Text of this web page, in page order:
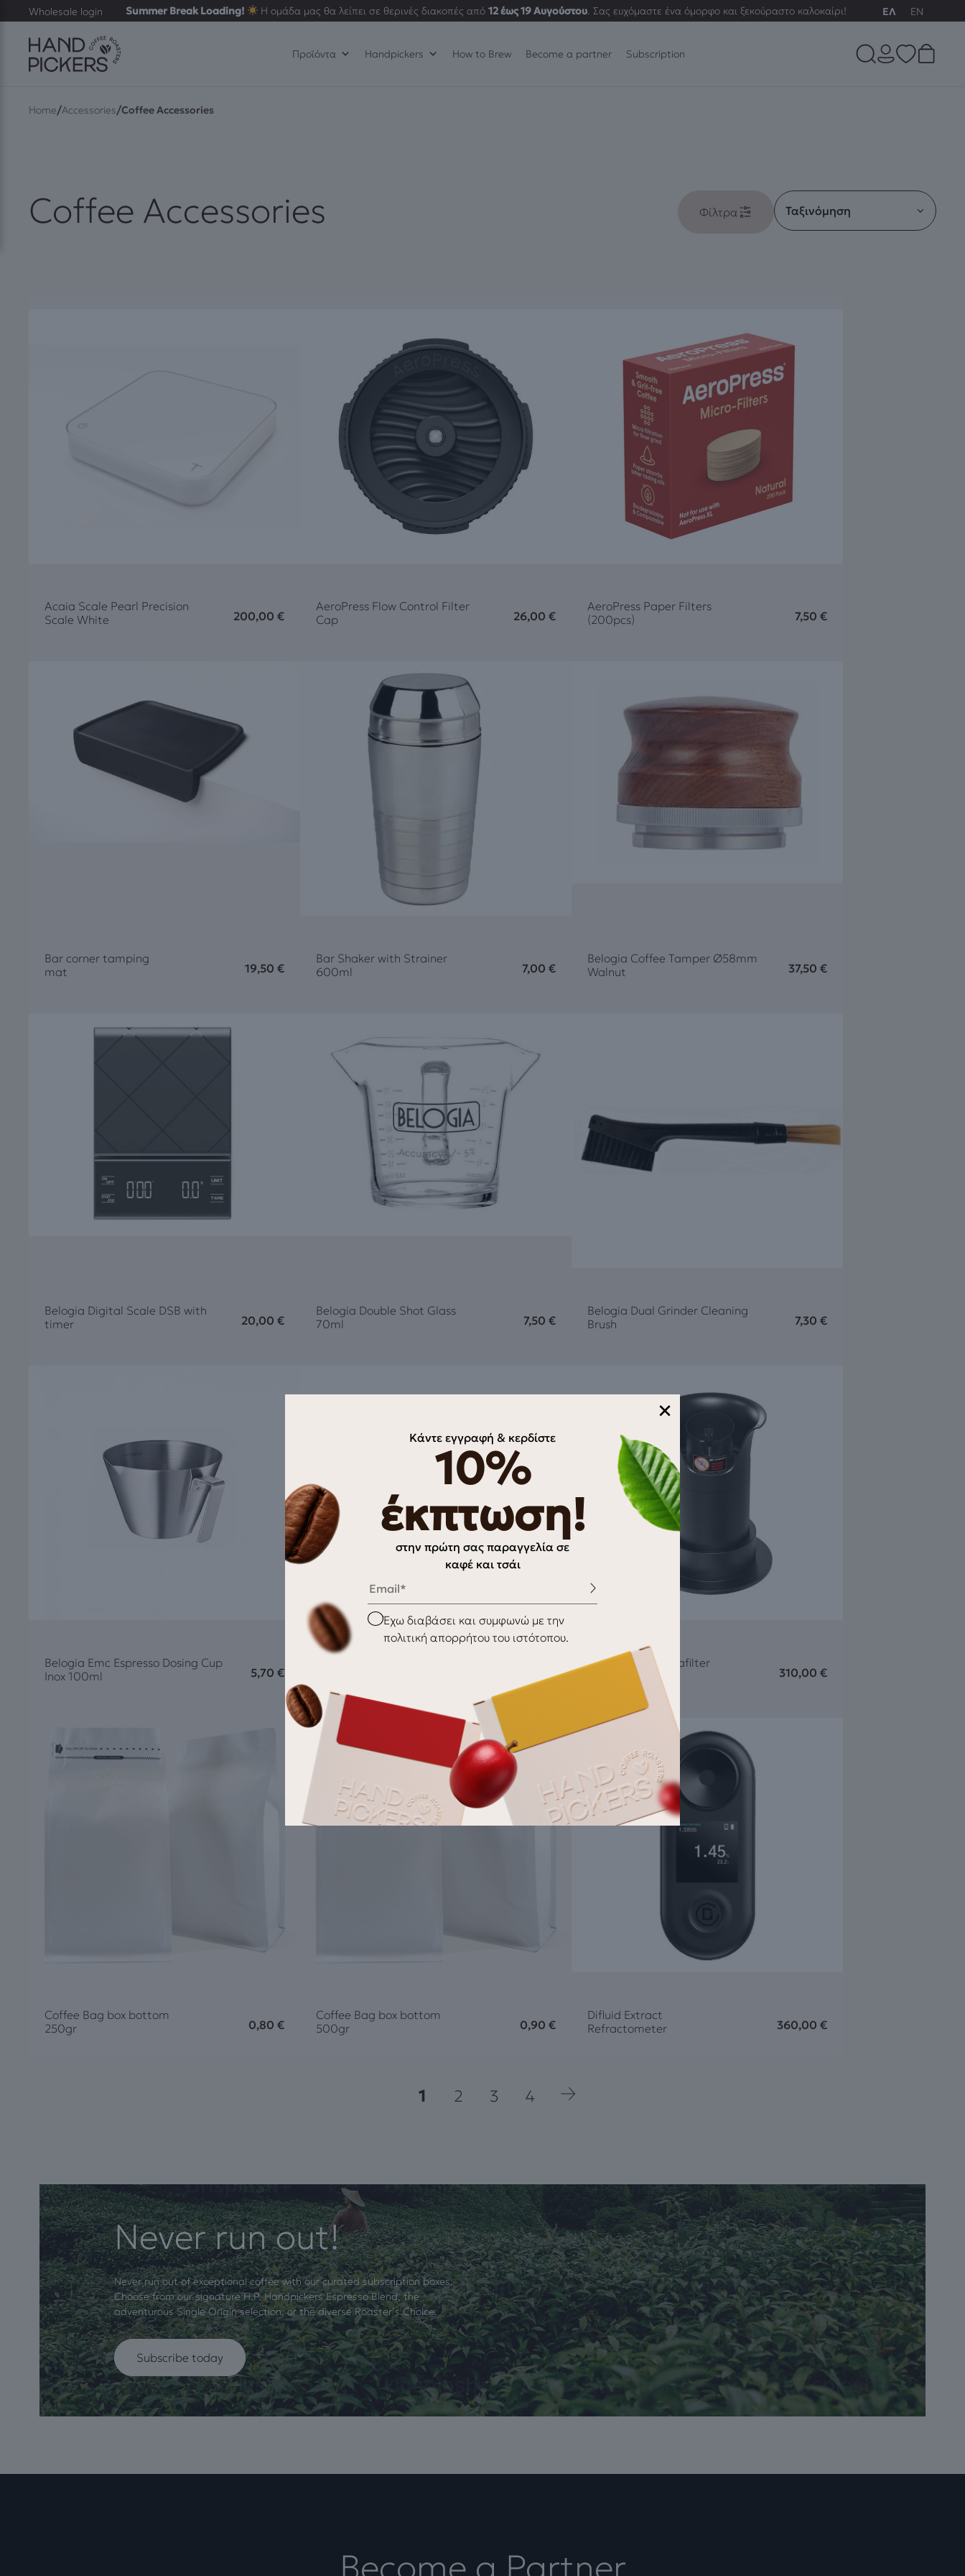
Wholesale login Summer Break Loading! Η ομάδα μας θα λείπει σε θερινές διακοπές από 12 έως 19 Αυγούστου. Σας ευχόμαστε ένα όμορφο και ξεκούραστο καλοκαίρι! ΕΛ EN
Προϊόντα Handpickers How to Brew Become a partner Subscription
Home/Accessories/Coffee Accessories
Coffee Accessories Φίλτρα
Acaia Scale Pearl Precision
Scale White
200,00 €
AeroPress Flow Control Filter
Cap
26,00 €
AeroPress Paper Filters
(200pcs)
7,50 €
Bar corner tamping
mat
19,50 €
Bar Shaker with Strainer
600ml
7,00 €
Belogia Coffee Tamper Ø58mm
Walnut
37,50 €
Belogia Digital Scale DSB with
timer
20,00 €
Belogia Double Shot Glass
70ml
7,50 €
Belogia Dual Grinder Cleaning
Brush
7,30 €
Belogia Emc Espresso Dosing Cup
Inox 100ml
5,70 € €
Cinoart PC3 Portafilter
Cleaning Device
310,00 €
Coffee Bag box bottom
250gr
0,80 €
Coffee Bag box bottom
500gr
0,90 €
Difluid Extract
Refractometer
360,00 €
1 2 3 4
Never run out!
Never run out of exceptional coffee with our curated subscription boxes.
Choose from our signature H.P. Handpickers Espresso Blend, the
adventurous Single Origin selection, or the diverse Roaster’s Choice.
Subscribe today
Become a Partner
×
Κάντε εγγραφή & κερδίστε
10%
έκπτωση!
στην πρώτη σας παραγγελία σε
καφέ και τσάι
Email
Checkbox
Έχω διαβάσει και συμφωνώ με την
πολιτική απορρήτου του ιστότοπου.